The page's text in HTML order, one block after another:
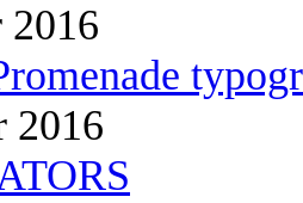
2016
2016